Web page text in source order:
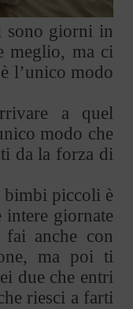
sono giorni in
meglio, ma ci
l’unico modo
a quel
modo che
da la forza di
bimbi piccoli è
intere giornate
anche con
ma poi ti
due che entri
riesci a farti